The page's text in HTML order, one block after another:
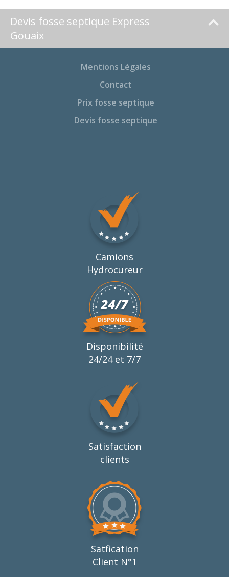
Devis fosse septique Express
Gouaix
Mentions Légales
Contact
Prix fosse septique
Devis fosse septique
Camions
Hydrocureur
Disponibilité
24/24 et 7/7
Satisfaction
clients
Satfication
Client N°1